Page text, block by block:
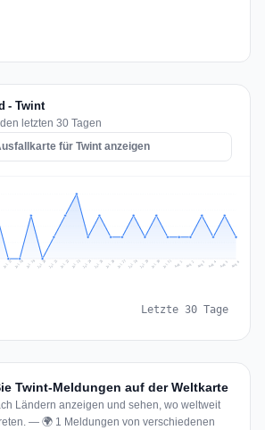
- Twint
letzten 30 Tagen
für Twint anzeigen
Jul 17 Jul 18 Jul 19 Jul 20 Jul 21 Jul 22 Jul 23 Jul 24 Jul 25 Jul 26 Jul 27 Jul 28 Jul 29 Jul 30 Jul 31 Aug 1 Aug 2 Aug 3 Aug 4 Aug 5 Aug 6
Letzte 30 Tage
Twint-Meldungen auf der Weltkarte
Ländern anzeigen und sehen, wo weltweit
— 🌍 1 Meldungen von verschiedenen